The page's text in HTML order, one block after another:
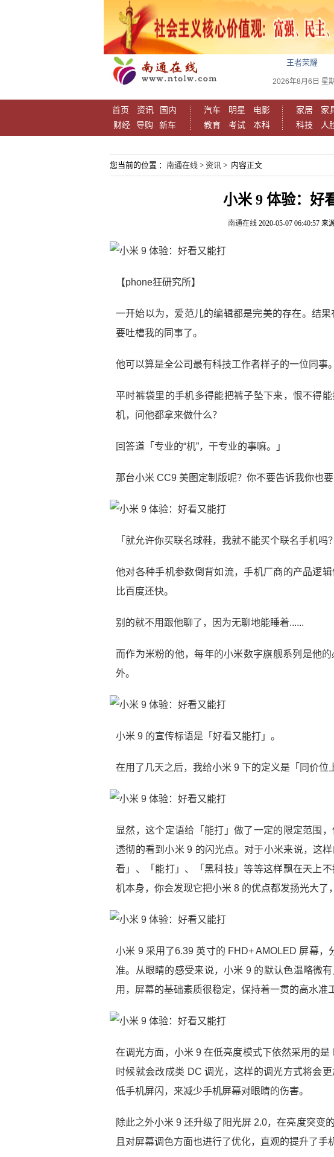
王者荣耀
2026年8月6日 星
首页 资讯
国内
财经
导购 新车
汽车 明星
电影
教育
考试 本科
家居 家
科技
人
您当前的位置 ： 南通在线 > 资讯 > 内容正文
小米 9 体验：好
南通在线 2020-05-07 06:40:57 来
【phone狂研究所】
一开始以为，爱范儿的编辑都是完美的存在。结
要吐槽我的同事了。
他可以算是全公司最有科技工作者样子的一位同事。
平时裤袋里的手机多得能把裤子坠下来，恨不得
机，问他都拿来做什么？
回答道「专业的“机”，干专业的事嘛。」
那台小米 CC9 美图定制版呢？你不要告诉我你也要
「就允许你买联名球鞋，我就不能买个联名手机吗
他对各种手机参数倒背如流，手机厂商的产品逻
比百度还快。
别的就不用跟他聊了，因为无聊地能睡着......
而作为米粉的他，每年的小米数字旗舰系列是他
外。
小米 9 的宣传标语是「好看又能打」。
在用了几天之后，我给小米 9 下的定义是「同价位
显然，这个定语给「能打」做了一定的限定范围
透彻的看到小米 9 的闪光点。对于小米来说，这
看」、「能打」、「黑科技」等等这样飘在天上
机本身，你会发现它把小米 8 的优点都发扬光大了
小米 9 采用了6.39 英寸的 FHD+ AMOLED 屏幕
准。从眼睛的感受来说，小米 9 的默认色温略微
用，屏幕的基础素质很稳定，保持着一贯的高水准
在调光方面，小米 9 在低亮度模式下依然采用的
时候就会改成类 DC 调光，这样的调光方式将会
低手机屏闪，来减少手机屏幕对眼睛的伤害。
除此之外小米 9 还升级了阳光屏 2.0，在亮度突变
且对屏幕调色方面也进行了优化，直观的提升了手